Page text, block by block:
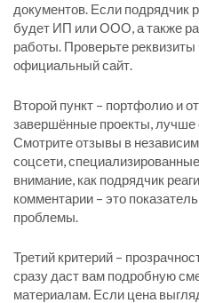
документов. Если подрядчик
будет ИП или ООО, а также
работы. Проверьте реквизиты
официальный сайт.
Второй пункт – портфолио и
завершённые проекты, лучше
Смотрите отзывы в
соцсети,
внимание, как подрядчик
комментарии – это
проблемы.
Третий критерий –
сразу даст вам подробную
материалам. Если цена